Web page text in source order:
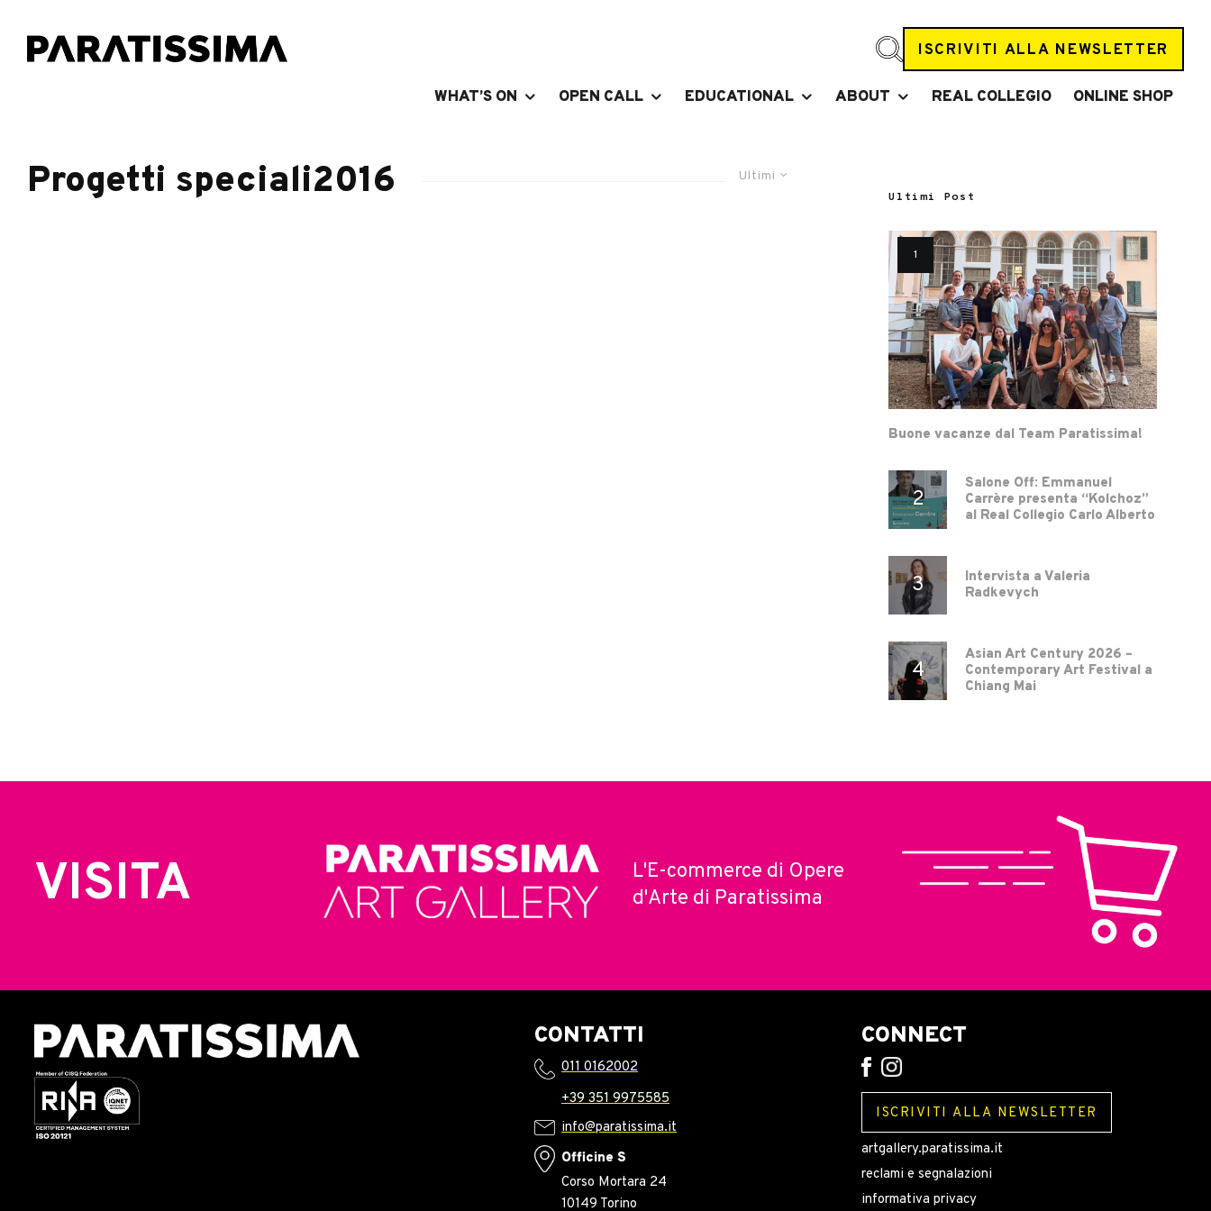
ISCRIVITI ALLA NEWSLETTER
WHAT’S ON OPEN CALL EDUCATIONAL ABOUT REAL COLLEGIO ONLINE SHOP
Ultimi
Progetti speciali2016 Ultimi Post
Buone vacanze dal Team Paratissima!
Salone Off: Emmanuel
Carrère presenta “Kolchoz”
al Real Collegio Carlo Alberto
Intervista a Valeria
Radkevych
Asian Art Century 2026 –
Contemporary Art Festival a
Chiang Mai
VISITA
L'E-commerce di Opere
d'Arte di Paratissima
CONTATTI
011 0162002
+39 351 9975585
info@paratissima.it
Officine S
Corso Mortara 24
10149 Torino
CONNECT
ISCRIVITI ALLA NEWSLETTER
artgallery.paratissima.it
reclami e segnalazioni
informativa privacy